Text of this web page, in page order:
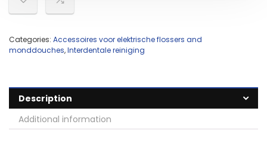
Categories: Accessoires voor elektrische flossers and
monddouches,Interdentale reiniging
Description
Additional information